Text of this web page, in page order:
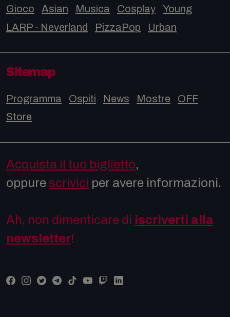
Gioco
Asian Musica Cosplay
Young
LARP - Neverland
PizzaPop Urban
Sitemap
Programma Ospiti News Mostre
OFF
Store
Acquista il tuo biglietto,
oppure scrivici per avere informazioni.
Ah, non dimenticare di iscriverti alla
newsletter!